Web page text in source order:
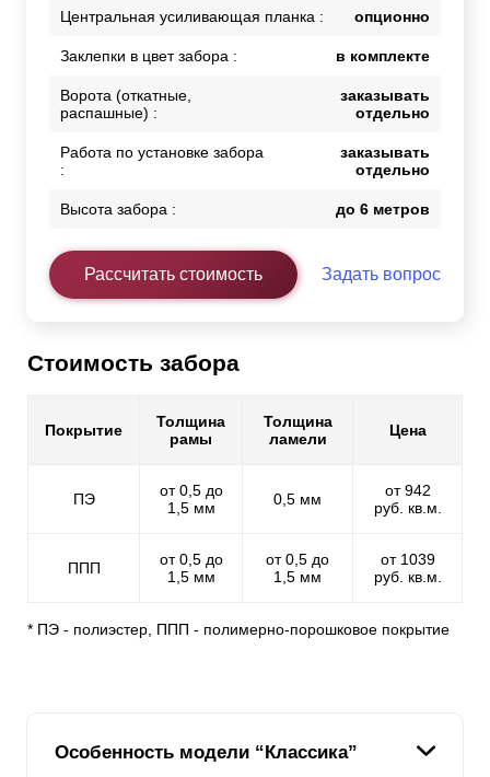
Центральная усиливающая планка : опционно
Заклепки в цвет забора : в комплекте
Ворота (откатные,
распашные) :
заказывать
отдельно
Работа по установке забора
:
заказывать
отдельно
Высота забора : до 6 метров
Рассчитать стоимость Задать вопрос
Стоимость забора
Покрытие
Толщина
рамы
Толщина
ламели
Цена
ПЭ
от 0,5 до
1,5 мм
0,5 мм
от 942
руб. кв.м.
ППП
от 0,5 до
1,5 мм
от 0,5 до
1,5 мм
от 1039
руб. кв.м.
* ПЭ - полиэстер, ППП - полимерно-порошковое покрытие
Особенность модели “Классика”